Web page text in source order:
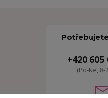
+420 605
(Po-Ne, 8-